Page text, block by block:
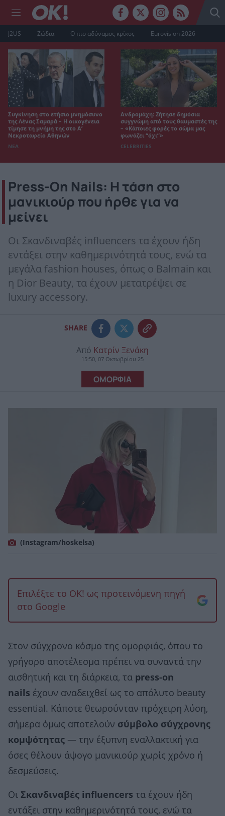
J2US Ζώδια Ο πιο αδύναμος κρίκος Eurovision 2026
Συγκίνηση στο ετήσιο μνημόσυνο
της Λένας Σαμαρά – Η οικογένεια
τίμησε τη μνήμη της στο Α’
Νεκροταφείο Αθηνών
ΝΕΑ
Ανδρομάχη: Ζήτησε δημόσια
συγγνώμη από τους θαυμαστές της
– «Κάποιες φορές το σώμα μας
φωνάζει “όχι”»
CELEBRITIES
Press-On Nails: Η τάση στο
μανικιούρ που ήρθε για να
μείνει
Οι Σκανδιναβές influencers τα έχουν ήδη
εντάξει στην καθημερινότητά τους, ενώ τα
μεγάλα fashion houses, όπως o Balmain και
η Dior Beauty, τα έχουν μετατρέψει σε
luxury accessory.
SHARE
Από Κατρίν Ξενάκη
15:50, 07 Οκτωβρίου 25
ΟΜΟΡΦΙΑ
(Instagram/hoskelsa)
Επιλέξτε το OK! ως προτεινόμενη πηγή
στο Google
Στον σύγχρονο κόσμο της ομορφιάς, όπου το
γρήγορο αποτέλεσμα πρέπει να συναντά την
αισθητική και τη διάρκεια, τα press-on
nails έχουν αναδειχθεί ως το απόλυτο beauty
essential. Κάποτε θεωρούνταν πρόχειρη λύση,
σήμερα όμως αποτελούν σύμβολο σύγχρονης
κομψότητας — την έξυπνη εναλλακτική για
όσες θέλουν άψογο μανικιούρ χωρίς χρόνο ή
δεσμεύσεις.
Οι Σκανδιναβές influencers τα έχουν ήδη
εντάξει στην καθημερινότητά τους, ενώ τα